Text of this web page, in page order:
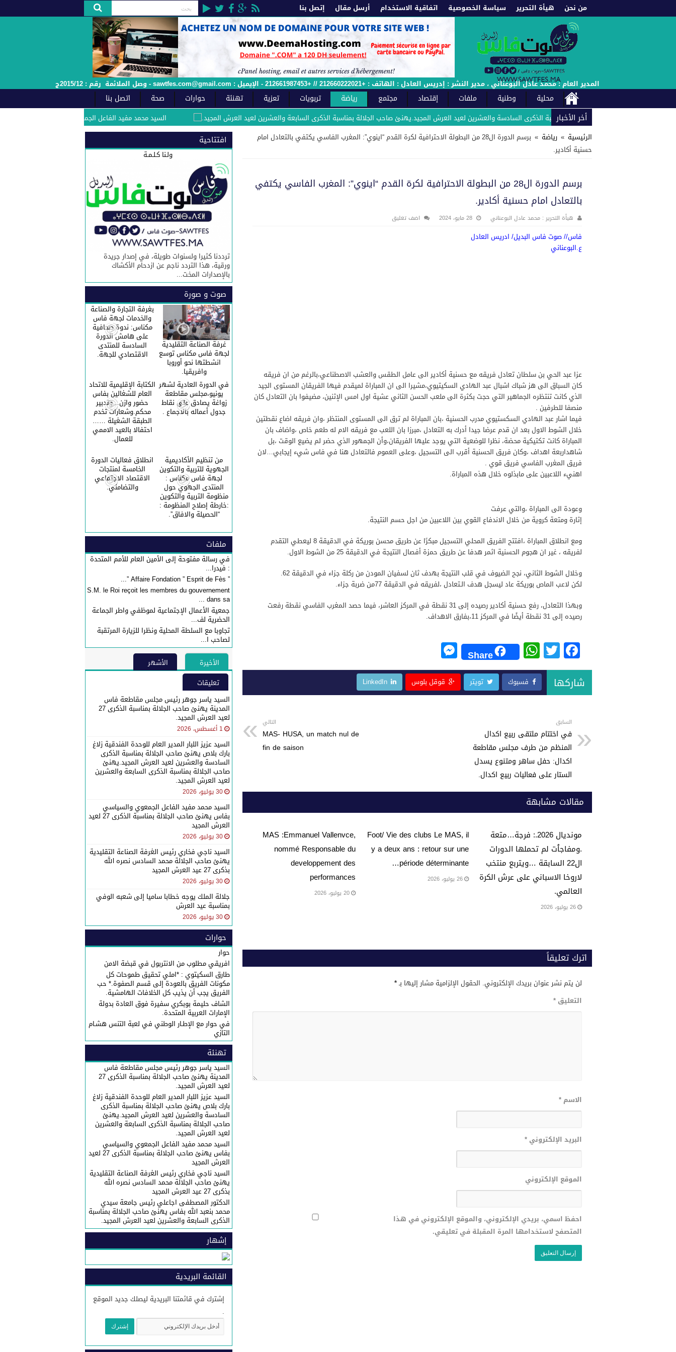
من نحن هيأة التحرير سياسة الخصوصية اتفاقية الاستخدام أرسل مقال إتصل بنا
المدير العام : محمد عادل البوعناني ، مدير النشر : إدريس العادل : الهاتف : +212660222021 // +212661987453 - الإيميل : sawtfes.com@gmail.com - وصل الملائمة رقم : 2015/12ج
محلية وطنية ملفات إقتصاد مجتمع رياضة تربويات تعزية تهنئة حوارات صحة اتصل بنا
أخر الأخبار
بارك بلاص يهنئ صاحب الجلالة بمناسبة الذكرى السادسة والعشرين لعيد العرش المجيد.يهنئ صاحب الجلالة بمناسبة الذكرى السابعة والعشرين لعيد العرش المجيد. السيد محمد مفيد الفاعل الجمعوي والسياسي بفاس يهنئ صاحب الجلالة بمناسبة
افتتاحية
ولـنا كـلـمـة
ترددنا كثيرا ولسنوات طويلة، في إصدار جريدة
ورقية، هذا التردد ناجم عن ازدحام الأكشاك
بالإصدارات المخت...
صوت و صورة
غرفة الصناعة التقليدية
لجهة فاس مكناس توسع
انشطتها نحو أوروبا
وافريقيا.
بغرفة التجارة والصناعة
والخدمات لجهة فاس
مكناس: ندوة صحافية
على هامش الدورة
السادسة للمنتدى
الاقتصادي للجهة.
في الدورة العادية لشهر
يونيو،مجلس مقاطعة
زواغة يصادق على نقاط
جدول أعماله بالاجماع .
الكتابة الإقليمية للاتحاد
العام للشغالين بفاس
حضور وازن…وتدبير
محكم.وشعارات تخدم
الطبقة الشغيلة ……
احتفالا بالعيد الاممي
للعمال.
من تنظيم الأكاديمية
الجهوية للتربية والتكوين
لجهة فاس مكناس :
المنتدى الجهوي حول
منظومة التربية والتكوين
:خارطة إصلاح المنظومة :
“الحصيلة والافاق”.
انطلاق فعاليات الدورة
الخامسة لمنتجات
الاقتصاد الاجتماعي
والتضامني.
ملفات
في رسالة مفتوحة إلى الأمين العام للأمم المتحدة
: فيدرا...
” Affaire Fondation ” Esprit de Fès ”...
S.M. le Roi reçoit les membres du gouvernement
dans sa ...
جمعية الأعمال الإجتماعية لموظفي واطر الجماعة
الحضرية لف...
تجاوبا مع السلطة المحلية ونظرا للزيارة المرتقبة
لصاحب ا...
الأخيرة
الأشهر
تعليقات
السيد ياسر جوهر رئيس مجلس مقاطعة فاس
المدينة يهنئ صاحب الجلالة بمناسبة الذكرى 27
لعيد العرش المجيد.
1 أغسطس، 2026
السيد عزيز اللبار المدير العام للوحدة الفندقية زلاغ
بارك بلاص يهنئ صاحب الجلالة بمناسبة الذكرى
السادسة والعشرين لعيد العرش المجيد.يهنئ
صاحب الجلالة بمناسبة الذكرى السابعة والعشرين
لعيد العرش المجيد.
30 يوليو، 2026
السيد محمد مفيد الفاعل الجمعوي والسياسي
بفاس يهنئ صاحب الجلالة بمناسبة الذكرى 27 لعيد
العرش المجيد
30 يوليو، 2026
السيد ناجي فخاري رئيس الغرفة الصناعة التقليدية
يهنئ صاحب الجلالة محمد السادس نصره الله
بذكرى 27 عيد العرش المجيد
30 يوليو، 2026
جلالة الملك يوجه خطابا ساميا إلى شعبه الوفي
بمناسبة عيد العرش
30 يوليو، 2026
حوارات
حوار
افريقي مطلوب من الانتربول في قبضة الامن
طارق السكيتوي : *املي تحقيق طموحات كل
مكونات الفريق بالعودة إلى قسم الصفوة.* حب
الفريق يجب أن يذيب كل الخلافات الهامشية.
الشاف حليمة بوبكري سفيرة فوق العادة بدولة
الإمارات العربية المتحدة.
في حوار مع الإطـار الوطني في لعبة التنس هشـام
التازي
تهنئة
السيد ياسر جوهر رئيس مجلس مقاطعة فاس
المدينة يهنئ صاحب الجلالة بمناسبة الذكرى 27
لعيد العرش المجيد.
السيد عزيز اللبار المدير العام للوحدة الفندقية زلاغ
بارك بلاص يهنئ صاحب الجلالة بمناسبة الذكرى
السادسة والعشرين لعيد العرش المجيد.يهنئ
صاحب الجلالة بمناسبة الذكرى السابعة والعشرين
لعيد العرش المجيد.
السيد محمد مفيد الفاعل الجمعوي والسياسي
بفاس يهنئ صاحب الجلالة بمناسبة الذكرى 27 لعيد
العرش المجيد
السيد ناجي فخاري رئيس الغرفة الصناعة التقليدية
يهنئ صاحب الجلالة محمد السادس نصره الله
بذكرى 27 عيد العرش المجيد
الدكتور المصطفى اجاعلي رئيس جامعة سيدي
محمد بنعبد الله بفاس يهنئ صاحب الجلالة بمناسبة
الذكرى السابعة والعشرين لعيد العرش المجيد.
إشهار
القائمة البريدية
إشترك في قائمتنا البريدية ليصلك جديد الموقع
.
الرئيسية » رياضة »
برسم الدورة ال28 من البطولة الاحترافية لكرة القدم “اينوي”: المغرب الفاسي يكتفي بالتعادل امام
حسنية أكادير.
برسم الدورة ال28 من البطولة الاحترافية لكرة القدم “اينوي”: المغرب الفاسي يكتفي
بالتعادل امام حسنية أكادير.
هيأة التحرير : محمد عادل البوعناني 28 مايو، 2024 اضف تعليق
فاس// صوت فاس البديل/ ادريس العادل
ع.البوعناني
عزا عبد الحي بن سلطان تعادل فريقه مع حسنية أكادير الى عامل الطقس والعشب الاصطناعي،بالرغم من ان فريقه
كان السباق الى هز شباك اشبال عبد الهادي السكيتيوي،مشيرا الى ان المباراة لميقدم فيها الفريقان المستوى الجيد
الذي كانت تنتظره الجماهير التي حجت بكثرة الى ملعب الحسن الثاني عشية اول امس الإثنين، مضيفوا بان التعادل كان
منصفا للطرفين .
فيما اشار عبد الهادي السكستيوي مدرب الحسنية ،بان المباراة لم ترق الى المستوى المنتظر ،وان فريقه اضاع نقطتين
خلال الشوط الاول بعد ان قدم عرضا جيدا أدرك به التعادل ،مبرزا بان اللعب مع فريقه الام له طعم خاص ،واضاف بان
المباراة كانت تكتيكية محضة، نظرا للوضعية التي يوجد عليها الفريقان،وأن الجمهور الذي حضر لم يضيع الوقت ،بل
شاهداربعة اهداف ،وكان فريق الحسنية أقرب الى التسجيل ،وعلى العموم فالتعادل هنا في فاس شيء إيجابي…لان
فريق المغرب الفاسي فريق قوي .
اهنيء اللاعبين على مابذلوه خلال هذه المباراة.
وعودة الى المباراة ،والتي عرفت
إثارة ومتعة كروية من خلال الاندفاع القوي بين اللاعبين من اجل حسم النتيجة.
ومع انطلاق المباراة ،افتتح الفريق المحلي التسجيل مبكرًا عن طريق محسن بوريكة في الدقيقة 8 ليعطي التقدم
لفريقه ، غير ان هجوم الحسنية اثمر هدفا عن طريق حمزة أفصال النتيجة في الدقيقة 25 من الشوط الاول.
وخلال الشوط الثاني، نجح الضيوف في قلب النتيجة بهدف ثان لسفيان المودن من ركلة جزاء في الدقيقة 62.
لكن لاعب الماص بوريكة عاد ليسجل هدف الـتعادل ،لفريقه في الدقيقة 77من ضربة جزاء.
وبهذا التعادل، رفع حسنية أكادير رصيده إلى 31 نقطة في المركز العاشر، فيما حصد المغرب الفاسي نقطة رفعت
رصيده إلى 31 نقطة أيضًا في المركز 11،بفارق الاهداف.
F
a
c
e
b
o
o
k
T
wi
tt
er
W
h
at
s
p
p
Share
e
ss
e
شاركها فسبوك تويتر قوقل بلوس LinkedIn
السابق
في اختتام ملتقى ربيع اكدال
المنظم من طرف مجلس مقاطعة
اكدال: حفل ساهر ومتنوع يسدل
الستار على فعاليات ربيع اكدال.
التالي
MAS- HUSA, un match nul de
fin de saison
مقالات مشابهة
مونديال 2026.: فرجة…متعة
.ومفاجٱت لم تحملها الدورات
ال22 السابقة …ويتربع منتخب
لاروخا الاسباني على عرش الكرة
العالمي.
26 يوليو، 2026
Foot/ Vie des clubs Le MAS, il
y a deux ans : retour sur une
période déterminante…
26 يوليو، 2026
MAS :Emmanuel Vallenvce,
nommé Responsable du
developpement des
performances
20 يوليو، 2026
اترك تعليقاً
لن يتم نشر عنوان بريدك الإلكتروني. الحقول الإلزامية مشار إليها بـ*
التعليق *
الاسم *
البريد الإلكتروني *
الموقع الإلكتروني
احفظ اسمي، بريدي الإلكتروني، والموقع الإلكتروني في هذا
المتصفح لاستخدامها المرة المقبلة في تعليقي.